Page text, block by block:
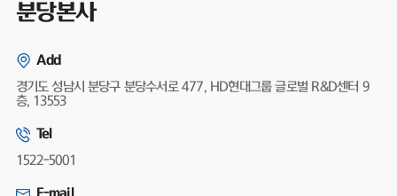
분당본사
Add
경기도 성남시 분당구 분당수서로 477, HD현대그룹 글로벌 R&D센터 9
층, 13553
Tel
1522-5001